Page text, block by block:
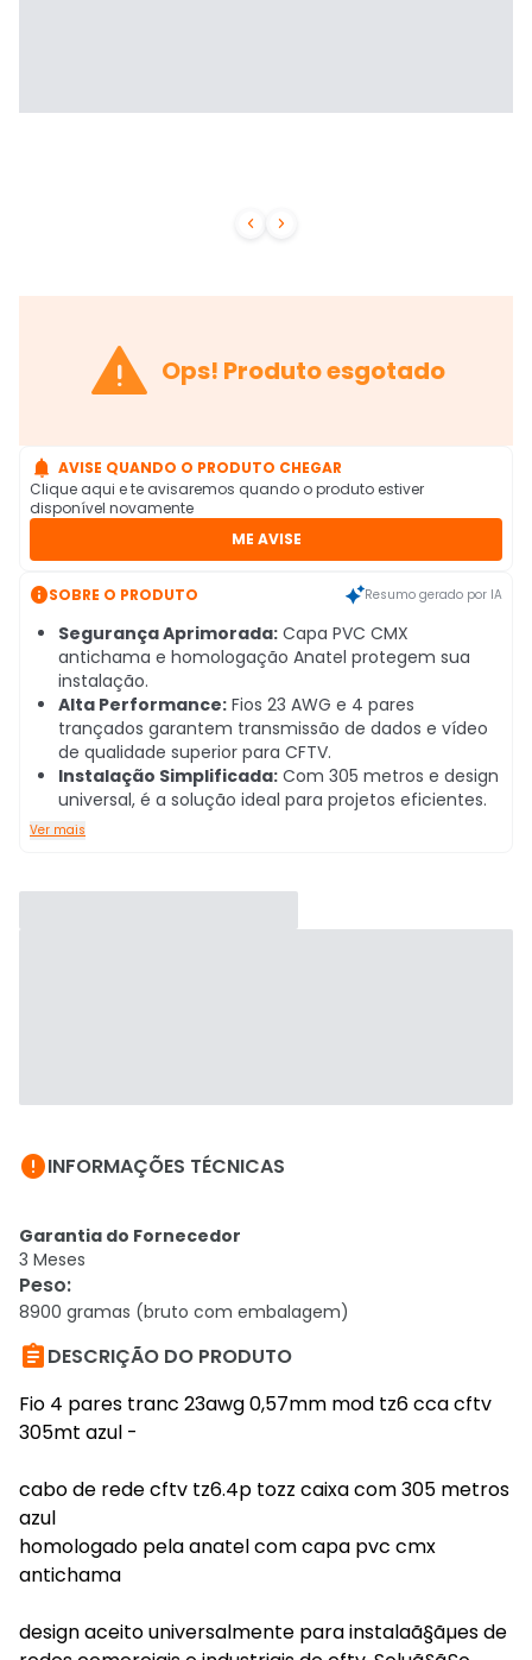
 
 Ops! Produto esgotado
 AVISE QUANDO O PRODUTO CHEGAR
Clique aqui e te avisaremos quando o produto estiver
disponível novamente
ME AVISE
SOBRE O PRODUTO Resumo gerado por IA
Segurança Aprimorada: Capa PVC CMX
antichama e homologação Anatel protegem sua
instalação.
Alta Performance: Fios 23 AWG e 4 pares
trançados garantem transmissão de dados e vídeo
de qualidade superior para CFTV.
Instalação Simplificada: Com 305 metros e design
universal, é a solução ideal para projetos eficientes.
Ver mais
INFORMAÇÕES TÉCNICAS
Garantia do Fornecedor
3 Meses
Peso:
8900 gramas (bruto com embalagem)
DESCRIÇÃO DO PRODUTO
Fio 4 pares tranc 23awg 0,57mm mod tz6 cca cftv
305mt azul -
cabo de rede cftv tz6.4p tozz caixa com 305 metros
azul
homologado pela anatel com capa pvc cmx
antichama
design aceito universalmente para instalaã§ãµes de